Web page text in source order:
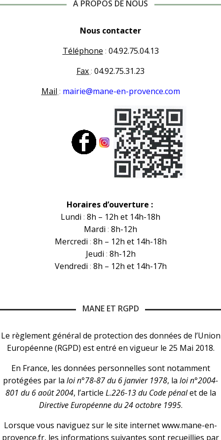
À PROPOS DE NOUS
Nous contacter
Téléphone : 04.92.75.04.13
Fax : 04.92.75.31.23
Mail : mairie@mane-en-provence.com
Horaires d’ouverture :
Lundi : 8h – 12h et 14h-18h
Mardi : 8h-12h
Mercredi : 8h – 12h et 14h-18h
Jeudi : 8h-12h
Vendredi : 8h – 12h et 14h-17h
MANE ET RGPD
Le règlement général de protection des données de l’Union
Européenne (RGPD) est entré en vigueur le 25 Mai 2018.
En France, les données personnelles sont notamment
protégées par la loi n°78-87 du 6 janvier 1978, la loi n°2004-
801 du 6 août 2004, l’article L.226-13 du Code pénalet de la
Directive Européenne du 24 octobre 1995.
Lorsque vous naviguez sur le site internet www.mane-en-
provence.fr, les informations suivantes sont recueillies par